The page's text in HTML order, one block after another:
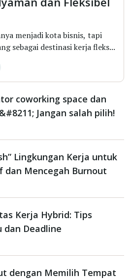
menjadi kota bisnis, tapi
sebagai destinasi kerja fleks...
coworking space dan
Jangan salah pilih!
Lingkungan Kerja untuk
dan Mencegah Burnout
Kerja Hybrid: Tips
dan Deadline
dengan Memilih Tempat